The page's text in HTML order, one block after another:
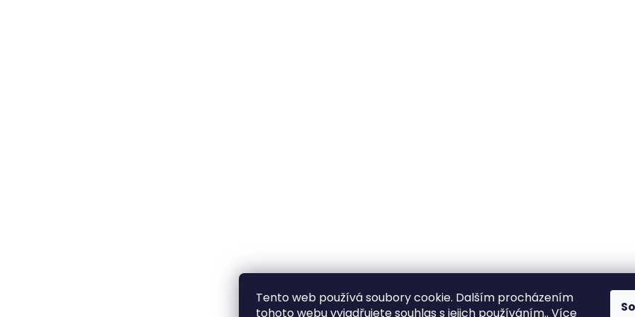
Tento web používá soubory cookie. Dalším procházením
tohoto webu vyjadřujete souhlas s jejich používáním.. Více